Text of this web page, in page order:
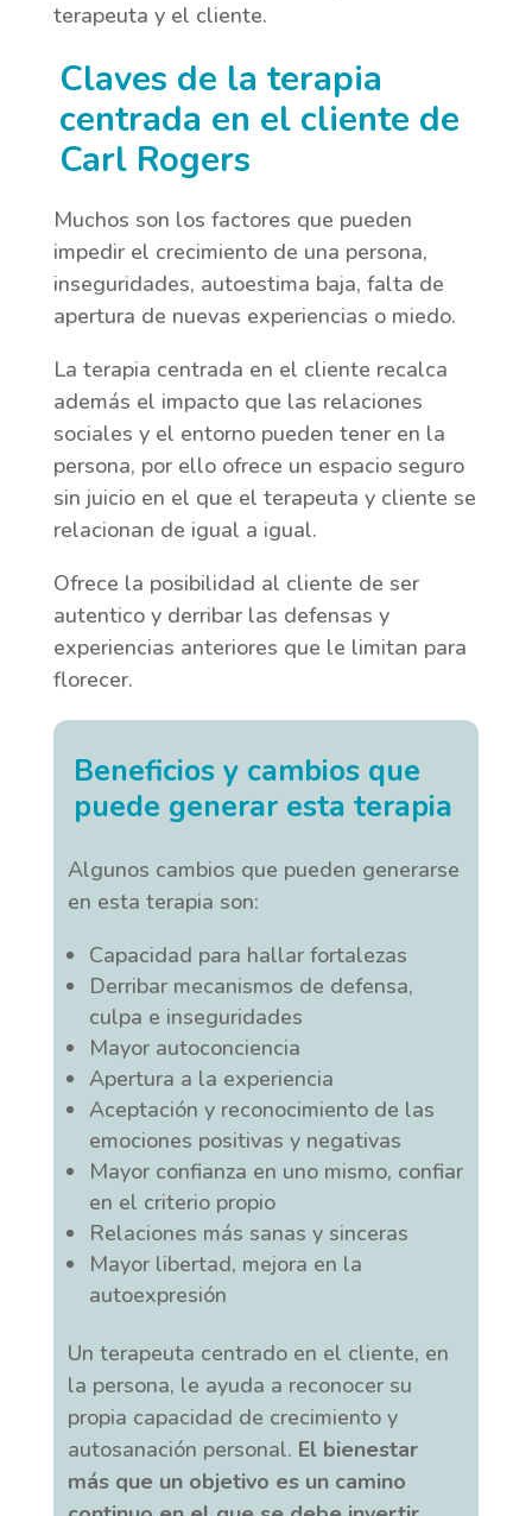
terapeuta y el cliente.
Claves de la terapia
centrada en el cliente de
Carl Rogers
Muchos son los factores que pueden
impedir el crecimiento de una persona,
inseguridades, autoestima baja, falta de
apertura de nuevas experiencias o miedo.
La terapia centrada en el cliente recalca
además el impacto que las relaciones
sociales y el entorno pueden tener en la
persona, por ello ofrece un espacio seguro
sin juicio en el que el terapeuta y cliente se
relacionan de igual a igual.
Ofrece la posibilidad al cliente de ser
autentico y derribar las defensas y
experiencias anteriores que le limitan para
florecer.
Beneficios y cambios que
puede generar esta terapia
Algunos cambios que pueden generarse
en esta terapia son:
Capacidad para hallar fortalezas
Derribar mecanismos de defensa,
culpa e inseguridades
Mayor autoconciencia
Apertura a la experiencia
Aceptación y reconocimiento de las
emociones positivas y negativas
Mayor confianza en uno mismo, confiar
en el criterio propio
Relaciones más sanas y sinceras
Mayor libertad, mejora en la
autoexpresión
Un terapeuta centrado en el cliente, en
la persona, le ayuda a reconocer su
propia capacidad de crecimiento y
autosanación personal. El bienestar
más que un objetivo es un camino